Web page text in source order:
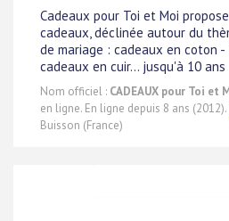
Cadeaux pour Toi et Moi
cadeaux, déclinée autour du
de mariage : cadeaux en coton -
cadeaux en cuir... jusqu'à 10 ans
Nom officiel : CADEAUX pour Toi et
en ligne. En ligne depuis 8 ans (2012).
Buisson (France)